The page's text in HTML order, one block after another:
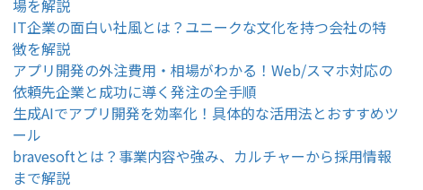
場を解説
IT企業の面白い社風とは？ユニークな文化を持つ会社の特
徴を解説
アプリ開発の外注費用・相場がわかる！Web/スマホ対応の
依頼先企業と成功に導く発注の全手順
生成AIでアプリ開発を効率化！具体的な活用法とおすすめツ
ール
bravesoftとは？事業内容や強み、カルチャーから採用情報
まで解説